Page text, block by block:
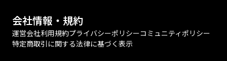
会社情報・規約
運営会社利用規約プライバシーポリシーコミュニティポリシー
特定商取引に関する法律に基づく表示